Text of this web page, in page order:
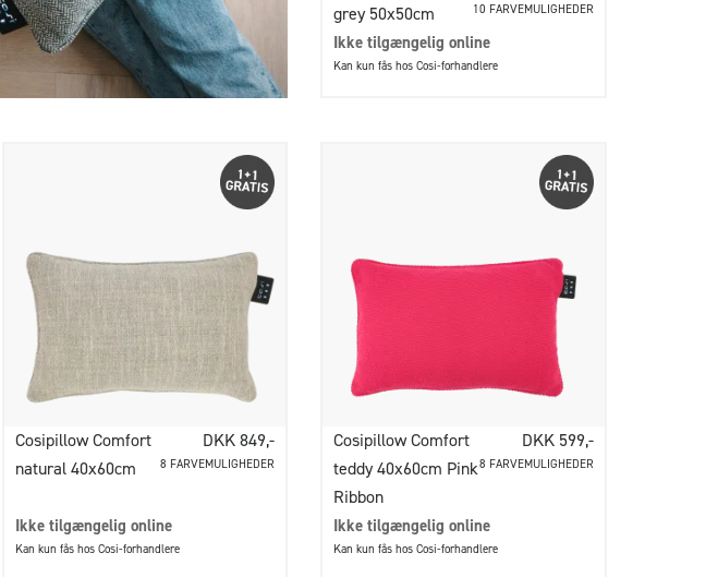
grey 50x50cm
10 FARVEMULIGHEDER
Ikke tilgængelig online
Kan kun fås hos Cosi-forhandlere
Cosipillow Comfort
natural 40x60cm
DKK 849,-
8 FARVEMULIGHEDER
Ikke tilgængelig online
Kan kun fås hos Cosi-forhandlere
Cosipillow Comfort
teddy 40x60cm Pink
Ribbon
DKK 599,-
8 FARVEMULIGHEDER
Ikke tilgængelig online
Kan kun fås hos Cosi-forhandlere